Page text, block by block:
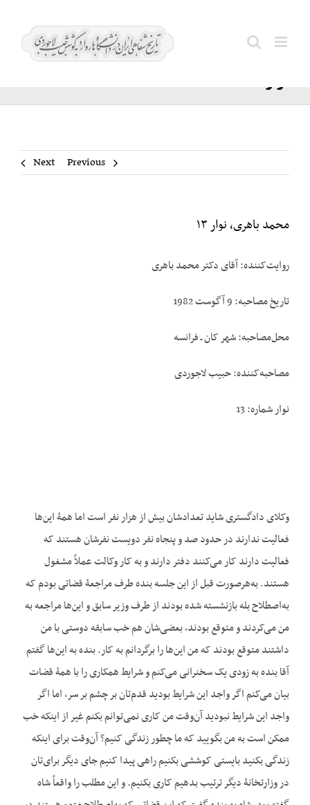
باهری،
نوار ۱۳
Previous
Next
محمد باهری، نوار ۱۳
روایت‌کننده: آقای دکتر محمد باهری
تاریخ مصاحبه: 9 آگوست 1982
محل‌مصاحبه: شهر کان ـ فرانسه
مصاحبه‌کننده: حبیب لاجوردی
نوار شماره: 13
وکلای دادگستری شاید تعدادشان بیش از هزار نفر است اما همۀ این‌ها
فعالیت ندارند در حدود صد و پنجاه نفر دویست نفرشان هستند که
فعالیت دارند کار می‌کنند دفتر دارند و به کار وکالت عملاً مشغول
هستند. به‌هرصورت قبل از این جلسه بنده طرف مراجعۀ قضاتی بودم که
به‌اصطلاح بله بازنشسته شده بودند از طرف وزیر سابق و این‌ها مراجعه به
من می‌کردند و متوقع بودند، بعضی‌شان هم خب سابقه دوستی با من
داشتند متوقع بودند که من این‌ها را برگردانم به کار. بنده به این‌ها گفتم
آقا بنده به زودی یک سخنرانی می‌کنم و شرایط همکاری را با همۀ قضات
بیان می‌کنم اگر واجد این شرایط بودید قدم‌تان بر چشم بر سر، اما اگر
واجد این شرایط نبودید آن‌وقت من کاری نمی‌توانم بکنم غیر از این‏که خب
ممکن است به من بگویید که ما چطور زندگی کنیم؟ آن‌وقت برای این‏که
زندگی بکنید بایستی کوششی بکنیم راهی پیدا کنیم جای دیگر برای‌تان
در وزارتخانۀ دیگر ترتیب بدهیم کاری بکنیم. و این مطلب را واقعاً شاه